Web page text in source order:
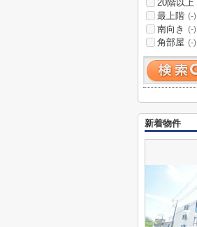
20階以上
最上階 (-)
南向き (-)
角部屋 (-)
新着物件